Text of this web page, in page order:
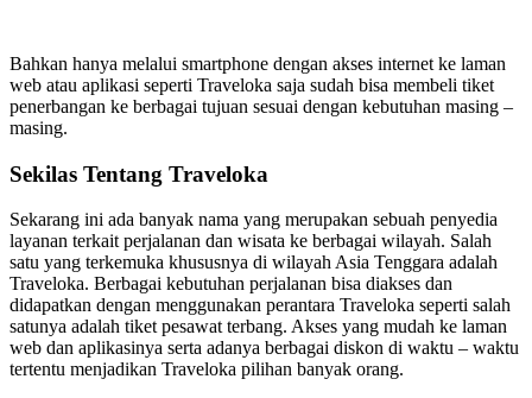
Bahkan hanya melalui smartphone dengan akses internet ke laman
web atau aplikasi seperti Traveloka saja sudah bisa membeli tiket
penerbangan ke berbagai tujuan sesuai dengan kebutuhan masing –
masing.
Sekilas Tentang Traveloka
Sekarang ini ada banyak nama yang merupakan sebuah penyedia
layanan terkait perjalanan dan wisata ke berbagai wilayah. Salah
satu yang terkemuka khususnya di wilayah Asia Tenggara adalah
Traveloka. Berbagai kebutuhan perjalanan bisa diakses dan
didapatkan dengan menggunakan perantara Traveloka seperti salah
satunya adalah tiket pesawat terbang. Akses yang mudah ke laman
web dan aplikasinya serta adanya berbagai diskon di waktu – waktu
tertentu menjadikan Traveloka pilihan banyak orang.